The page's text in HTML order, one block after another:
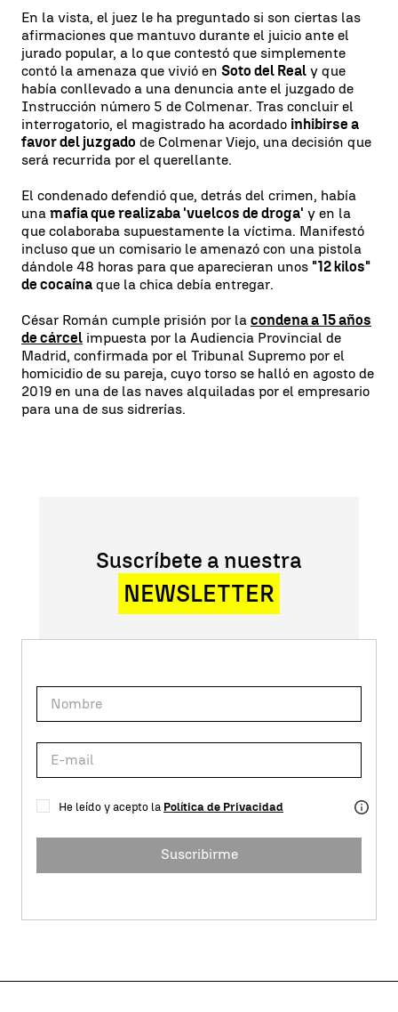
En la vista, el juez le ha preguntado si son ciertas las
afirmaciones que mantuvo durante el juicio ante el
jurado popular, a lo que contestó que simplemente
contó la amenaza que vivió en Soto del Real y que
había conllevado a una denuncia ante el juzgado de
Instrucción número 5 de Colmenar. Tras concluir el
interrogatorio, el magistrado ha acordado inhibirse a
favor del juzgado de Colmenar Viejo, una decisión que
será recurrida por el querellante.
El condenado defendió que, detrás del crimen, había
una mafia que realizaba 'vuelcos de droga' y en la
que colaboraba supuestamente la víctima. Manifestó
incluso que un comisario le amenazó con una pistola
dándole 48 horas para que aparecieran unos "12 kilos"
de cocaína que la chica debía entregar.
César Román cumple prisión por la condena a 15 años
de cárcel impuesta por la Audiencia Provincial de
Madrid, confirmada por el Tribunal Supremo por el
homicidio de su pareja, cuyo torso se halló en agosto de
2019 en una de las naves alquiladas por el empresario
para una de sus sidrerías.
Suscríbete a nuestra
NEWSLETTER
He leído y acepto la Política de Privacidad
Suscribirme